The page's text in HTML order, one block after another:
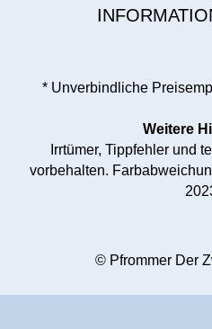
* Unverbindliche
Weitere
Irrtümer, Tippfehler und
vorbehalten.
© Pfrommer Der